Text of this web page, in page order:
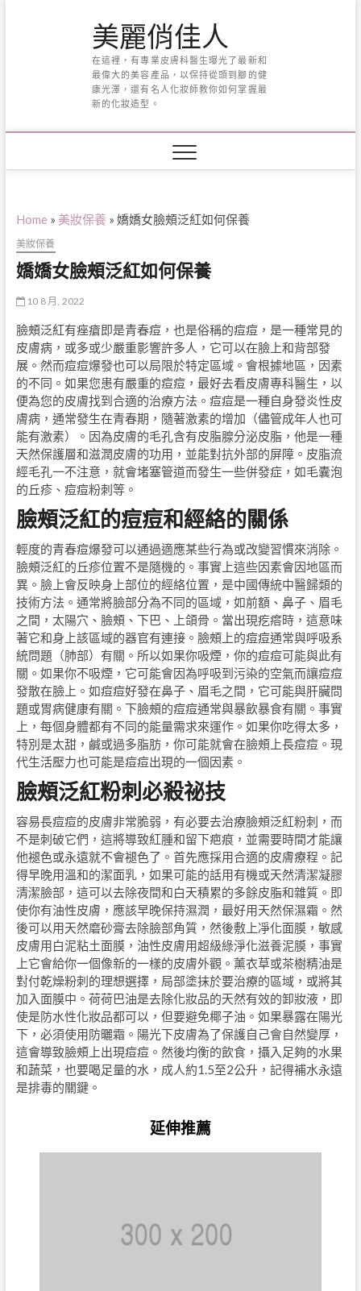
美麗俏佳人
在這裡，有專業皮膚科醫生曝光了最新和
最偉大的美容產品，以保持從頭到腳的健
康光澤，還有名人化妝師教你如何掌握最
新的化妝造型。
Home » 美妝保養 » 嬌嬌女臉頰泛紅如何保養
美妝保養
嬌嬌女臉頰泛紅如何保養
10 8 月, 2022
臉頰泛紅有痤瘡即是青春痘，也是俗稱的痘痘，是一種常見的
皮膚病，或多或少嚴重影響許多人，它可以在臉上和背部發
展。然而痘痘爆發也可以局限於特定區域。會根據地區，因素
的不同。如果您患有嚴重的痘痘，最好去看皮膚專科醫生，以
便為您的皮膚找到合適的治療方法。痘痘是一種自身發炎性皮
膚病，通常發生在青春期，隨著激素的增加（儘管成年人也可
能有激素）。因為皮膚的毛孔含有皮脂腺分泌皮脂，他是一種
天然保護層和滋潤皮膚的功用，並能對抗外部的屏障。皮脂流
經毛孔一不注意，就會堵塞管道而發生一些併發症，如毛囊泡
的丘疹、痘痘粉刺等。
臉頰泛紅的痘痘和經絡的關係
輕度的青春痘爆發可以通過適應某些行為或改變習慣來消除。
臉頰泛紅的丘疹位置不是隨機的。事實上這些因素會因地區而
異。臉上會反映身上部位的經絡位置，是中國傳統中醫歸類的
技術方法。通常將臉部分為不同的區域，如前額、鼻子、眉毛
之間，太陽穴、臉頰、下巴、上頜骨。當出現疙瘩時，這意味
著它和身上該區域的器官有連接。臉頰上的痘痘通常與呼吸系
統問題（肺部）有關。所以如果你吸煙，你的痘痘可能與此有
關。如果你不吸煙，它可能會因為呼吸到污染的空氣而讓痘痘
發散在臉上。如痘痘好發在鼻子、眉毛之間，它可能與肝臟問
題或胃病健康有關。下臉頰的痘痘通常與暴飲暴食有關。事實
上，每個身體都有不同的能量需求來運作。如果你吃得太多，
特別是太甜，鹹或過多脂肪，你可能就會在臉頰上長痘痘。現
代生活壓力也可能是痘痘出現的一個因素。
臉頰泛紅粉刺必殺祕技
容易長痘痘的皮膚非常脆弱，有必要去治療臉頰泛紅粉刺，而
不是刺破它們，這將導致紅腫和留下疤痕，並需要時間才能讓
他褪色或永遠就不會褪色了。首先應採用合適的皮膚療程。記
得早晚用溫和的潔面乳，如果可能的話用有機或天然清潔凝膠
清潔臉部，這可以去除夜間和白天積累的多餘皮脂和雜質。即
使你有油性皮膚，應該早晚保持濕潤，最好用天然保濕霜。然
後可以用天然磨砂膏去除臉部角質，然後敷上凈化面膜，敏感
皮膚用白泥粘土面膜，油性皮膚用超級綠淨化滋養泥膜，事實
上它會給你一個像新的一樣的皮膚外觀。薰衣草或茶樹精油是
對付乾燥粉刺的理想選擇，局部塗抹於要治療的區域，或將其
加入面膜中。荷荷巴油是去除化妝品的天然有效的卸妝液，即
使是防水性化妝品都可以，但要避免椰子油。如果暴露在陽光
下，必須使用防曬霜。陽光下皮膚為了保護自己會自然變厚，
這會導致臉頰上出現痘痘。然後均衡的飲食，攝入足夠的水果
和蔬菜，也要喝足量的水，成人約1.5至2公升，記得補水永遠
是排毒的關鍵。
延伸推薦